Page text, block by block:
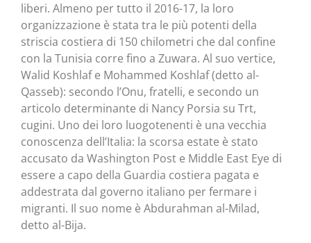
liberi. Almeno per tutto il 2016-17, la loro
organizzazione è stata tra le più potenti della
striscia costiera di 150 chilometri che dal confine
con la Tunisia corre fino a Zuwara. Al suo vertice,
Walid Koshlaf e Mohammed Koshlaf (detto al-
Qasseb): secondo l’Onu, fratelli, e secondo un
articolo determinante di Nancy Porsia su Trt,
cugini. Uno dei loro luogotenenti è una vecchia
conoscenza dell’Italia: la scorsa estate è stato
accusato da Washington Post e Middle East Eye di
essere a capo della Guardia costiera pagata e
addestrata dal governo italiano per fermare i
migranti. Il suo nome è Abdurahman al-Milad,
detto al-Bija.